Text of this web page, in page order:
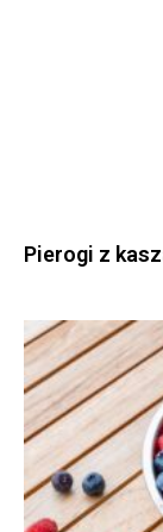
Pierogi z